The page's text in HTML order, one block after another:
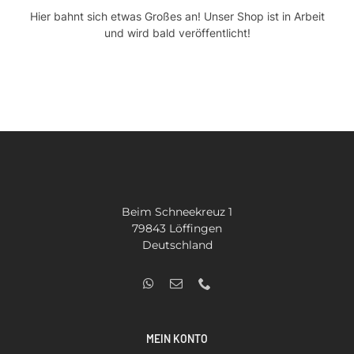
Hier bahnt sich etwas Großes an! Unser Shop ist in Arbeit
und wird bald veröffentlicht!
Beim Schneekreuz 1
79843 Löffingen
Deutschland
MEIN KONTO